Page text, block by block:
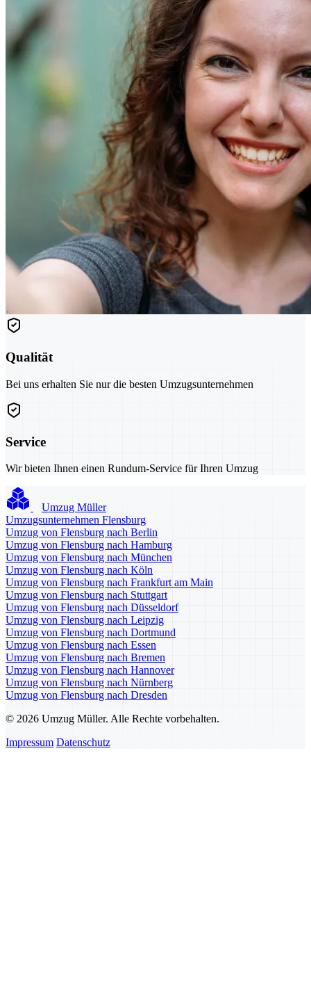
Qualität
Bei uns erhalten Sie nur die besten Umzugsunternehmen
Service
Wir bieten Ihnen einen Rundum-Service für Ihren Umzug
Umzug Müller
Umzugsunternehmen Flensburg
Umzug von Flensburg nach Berlin
Umzug von Flensburg nach Hamburg
Umzug von Flensburg nach München
Umzug von Flensburg nach Köln
Umzug von Flensburg nach Frankfurt am Main
Umzug von Flensburg nach Stuttgart
Umzug von Flensburg nach Düsseldorf
Umzug von Flensburg nach Leipzig
Umzug von Flensburg nach Dortmund
Umzug von Flensburg nach Essen
Umzug von Flensburg nach Bremen
Umzug von Flensburg nach Hannover
Umzug von Flensburg nach Nürnberg
Umzug von Flensburg nach Dresden
© 2026 Umzug Müller. Alle Rechte vorbehalten.
Impressum Datenschutz